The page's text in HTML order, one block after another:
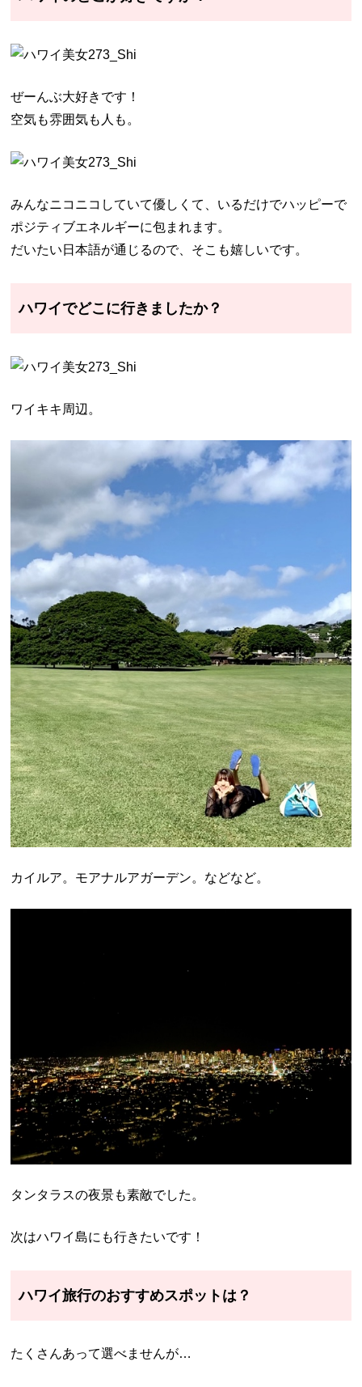
ぜーんぶ大好きです！
空気も雰囲気も人も。
みんなニコニコしていて優しくて、いるだけでハッピーで
ポジティブエネルギーに包まれます。
だいたい日本語が通じるので、そこも嬉しいです。
ハワイでどこに行きましたか？
ワイキキ周辺。
カイルア。モアナルアガーデン。などなど。
タンタラスの夜景も素敵でした。
次はハワイ島にも行きたいです！
ハワイ旅行のおすすめスポットは？
たくさんあって選べませんが…